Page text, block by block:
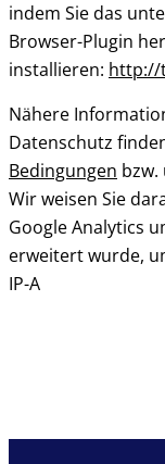
indem Sie das
Browser-Plugin
installieren: http://
Nähere
Datenschutz
Bedingungen
Wir weisen Sie
Google Analytics
erweitert wurde,
IP-A